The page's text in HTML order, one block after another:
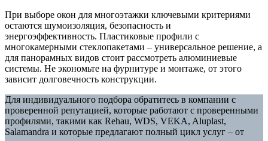
При выборе окон для многоэтажки ключевыми критериями
остаются шумоизоляция, безопасность и
энергоэффективность. Пластиковые профили с
многокамерными стеклопакетами – универсальное решение, а
для панорамных видов стоит рассмотреть алюминиевые
системы. Не экономьте на фурнитуре и монтаже, от этого
зависит долговечность конструкции.
Для индивидуального подбора обратитесь в компании с
проверенной репутацией, которые работают с проверенными
профилями, такими как Rehau, WDS, VEKA, Aluplast,
Salamandra и которые предлагают полный цикл услуг – от